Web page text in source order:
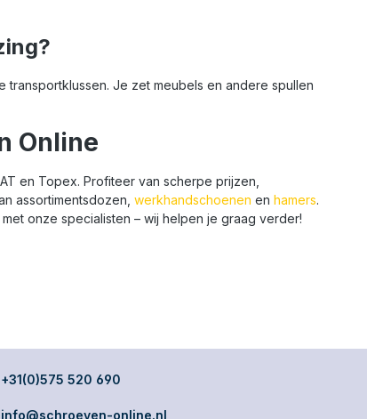
Je zet meubels en andere spullen
Online
en Topex. Profiteer van scherpe prijzen,
assortimentsdozen, werkhandschoenen en hamers.
onze specialisten – wij helpen je graag verder!
+31(0)575 520 690
info@schroeven-online.nl